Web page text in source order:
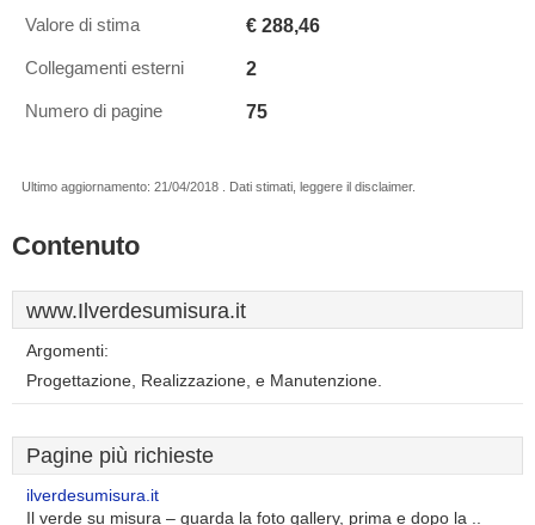
Valore di stima € 288,46
Collegamenti esterni 2
Numero di pagine 75
Ultimo aggiornamento: 21/04/2018 . Dati stimati, leggere il disclaimer.
Contenuto
www.Ilverdesumisura.it
Argomenti:
Progettazione, Realizzazione, e Manutenzione.
Pagine più richieste
ilverdesumisura.it
Il verde su misura – guarda la foto gallery, prima e dopo la ..